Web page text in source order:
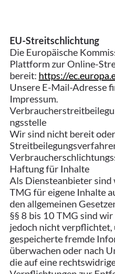
EU-Streitschlichtung
Die Europäische
Plattform zur Online-
bereit: https://
Unsere E-Mail-Adresse
Impressum.
ngs­stelle
Wir sind nicht bereit
Haftung für Inhalte
Als Diensteanbieter sind
TMG für eigene Inhalte
den allgemeinen
§§ 8 bis 10 TMG sind
jedoch nicht
gespeicherte fremde
überwachen oder nach
die auf eine